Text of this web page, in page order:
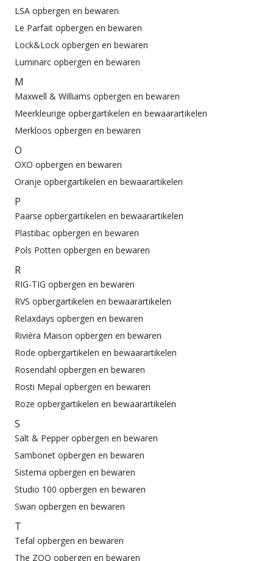
LSA opbergen en bewaren
Le Parfait opbergen en bewaren
Lock&Lock opbergen en bewaren
Luminarc opbergen en bewaren
M
Maxwell & Williams opbergen en bewaren
Meerkleurige opbergartikelen en bewaarartikelen
Merkloos opbergen en bewaren
O
OXO opbergen en bewaren
Oranje opbergartikelen en bewaarartikelen
P
Paarse opbergartikelen en bewaarartikelen
Plastibac opbergen en bewaren
Pols Potten opbergen en bewaren
R
RIG-TIG opbergen en bewaren
RVS opbergartikelen en bewaarartikelen
Relaxdays opbergen en bewaren
Rivièra Maison opbergen en bewaren
Rode opbergartikelen en bewaarartikelen
Rosendahl opbergen en bewaren
Rosti Mepal opbergen en bewaren
Roze opbergartikelen en bewaarartikelen
S
Salt & Pepper opbergen en bewaren
Sambonet opbergen en bewaren
Sistema opbergen en bewaren
Studio 100 opbergen en bewaren
Swan opbergen en bewaren
T
Tefal opbergen en bewaren
The ZOO opbergen en bewaren